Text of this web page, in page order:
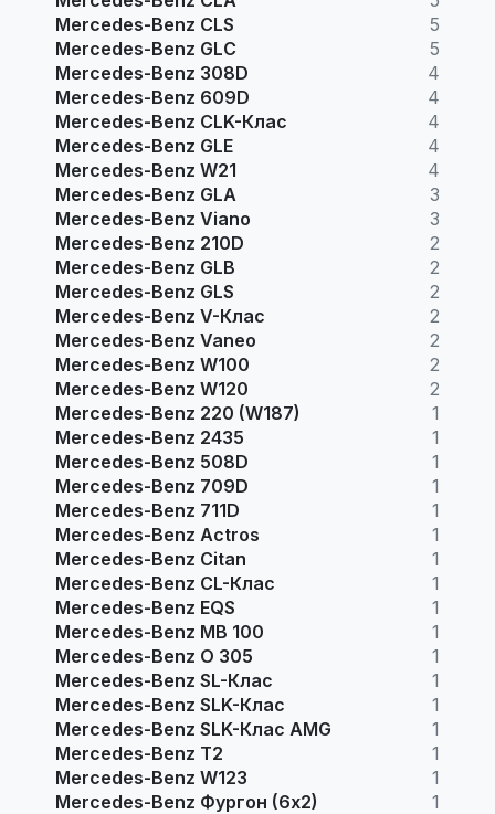
Mercedes-Benz CLS
5
Mercedes-Benz GLC
5
Mercedes-Benz 308D
4
Mercedes-Benz 609D
4
Mercedes-Benz CLK-Клас
4
Mercedes-Benz GLE
4
Mercedes-Benz W21
4
Mercedes-Benz GLA
3
Mercedes-Benz Viano
3
Mercedes-Benz 210D
2
Mercedes-Benz GLB
2
Mercedes-Benz GLS
2
Mercedes-Benz V-Клас
2
Mercedes-Benz Vaneo
2
Mercedes-Benz W100
2
Mercedes-Benz W120
2
Mercedes-Benz 220 (W187)
1
Mercedes-Benz 2435
1
Mercedes-Benz 508D
1
Mercedes-Benz 709D
1
Mercedes-Benz 711D
1
Mercedes-Benz Actros
1
Mercedes-Benz Citan
1
Mercedes-Benz CL-Клас
1
Mercedes-Benz EQS
1
Mercedes-Benz MB 100
1
Mercedes-Benz O 305
1
Mercedes-Benz SL-Клас
1
Mercedes-Benz SLK-Клас
1
Mercedes-Benz SLK-Клас AMG
1
Mercedes-Benz T2
1
Mercedes-Benz W123
1
Mercedes-Benz Фургон (6х2)
1